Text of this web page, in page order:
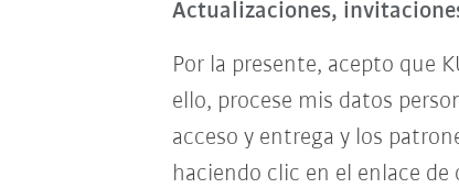
Actualizaciones,
Por la presente, acepto que
ello, procese mis datos
acceso y entrega y los
haciendo clic en el enlace